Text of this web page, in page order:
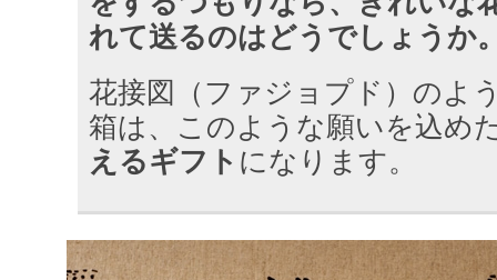
れて送るのはどうでしょうか
花接図（ファジョプド）のよ
箱は、このような願いを込め
えるギフト になります。